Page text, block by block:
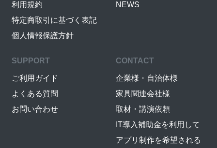
利用規約
特定商取引に基づく表記
個人情報保護方針
NEWS
SUPPORT
ご利用ガイド
よくある質問
お問い合わせ
CONTACT
企業様・自治体様
家具関連会社様
取材・講演依頼
IT導入補助金を利用して
アプリ制作を希望される